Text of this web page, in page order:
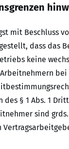
mit Beschluss
dass das
keine
bei
des § 1 Abs. 1
sind